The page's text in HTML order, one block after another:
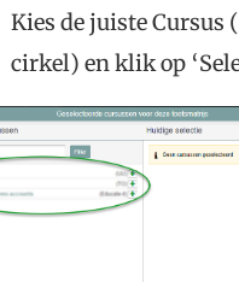
Kies de juiste Cursus
cirkel) en klik op